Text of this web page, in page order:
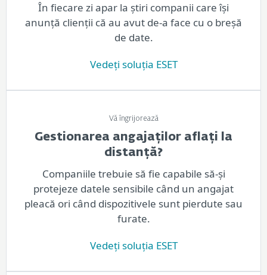
În fiecare zi apar la știri companii care își
anunță clienții că au avut de-a face cu o breșă
de date.
Vedeți soluția ESET
Vă îngrijorează
Gestionarea angajaților aflați la
distanță?
Companiile trebuie să fie capabile să-și
protejeze datele sensibile când un angajat
pleacă ori când dispozitivele sunt pierdute sau
furate.
Vedeți soluția ESET